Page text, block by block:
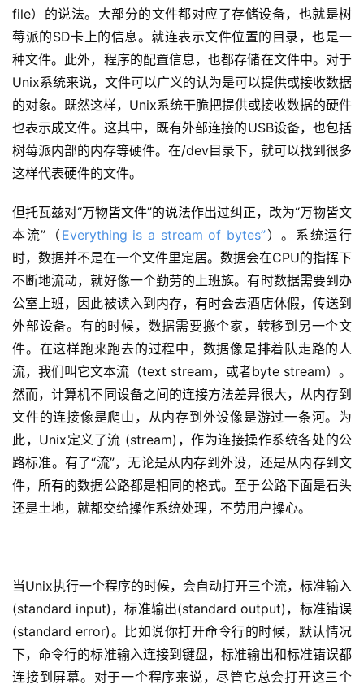
file）的说法。大部分的文件都对应了存储设备，也就是树
莓派的SD卡上的信息。就连表示文件位置的目录，也是一
种文件。此外，程序的配置信息，也都存储在文件中。对于
Unix系统来说，文件可以广义的认为是可以提供或接收数据
的对象。既然这样，Unix系统干脆把提供或接收数据的硬件
也表示成文件。这其中，既有外部连接的USB设备，也包括
树莓派内部的内存等硬件。在/dev目录下，就可以找到很多
这样代表硬件的文件。
但托瓦兹对“万物皆文件”的说法作出过纠正，改为“万物皆文
本流”（ Everything is a stream of bytes”）。系统运行
时， 数据并不是在一个文件里定居。数据会在CPU的指挥下
不断地流动，就好像一个勤劳的上班族。有时数据需要到办
公室上班，因此被读入到内存，有时会去酒店休假，传送到
外部设备。有的时候，数据需要搬个家，转移到另一个文
件。在这样跑来跑去的过程中，数据像是排着队走路的人
流，我们叫它文本流 （text stream，或者byte stream）。
然而，计算机不同设备之间的连接方法差异很大，从内存到
文件的连接像是爬山，从内存到外设像是游过一条河。为
此，Unix定义了流 (stream) ，作为连接操作系统各处的公
路标准。有了“流”，无论是从内存到外设，还是从内存到文
件，所有的数据公路都是相同的格式。至于公路下面是石头
还是土地，就都交给操作系统处理，不劳用户操心。
当Unix执行一个程序的时候，会自动打开三个流， 标准输入
(standard input)，标准输出(standard output)， 标准错误
(standard error)。比如说你打开命令行的时候，默认情况
下，命令行的标准输入连接到键盘，标准输出和标准错误都
连接到屏幕。对于一个程序来说，尽管它总会打开这三个